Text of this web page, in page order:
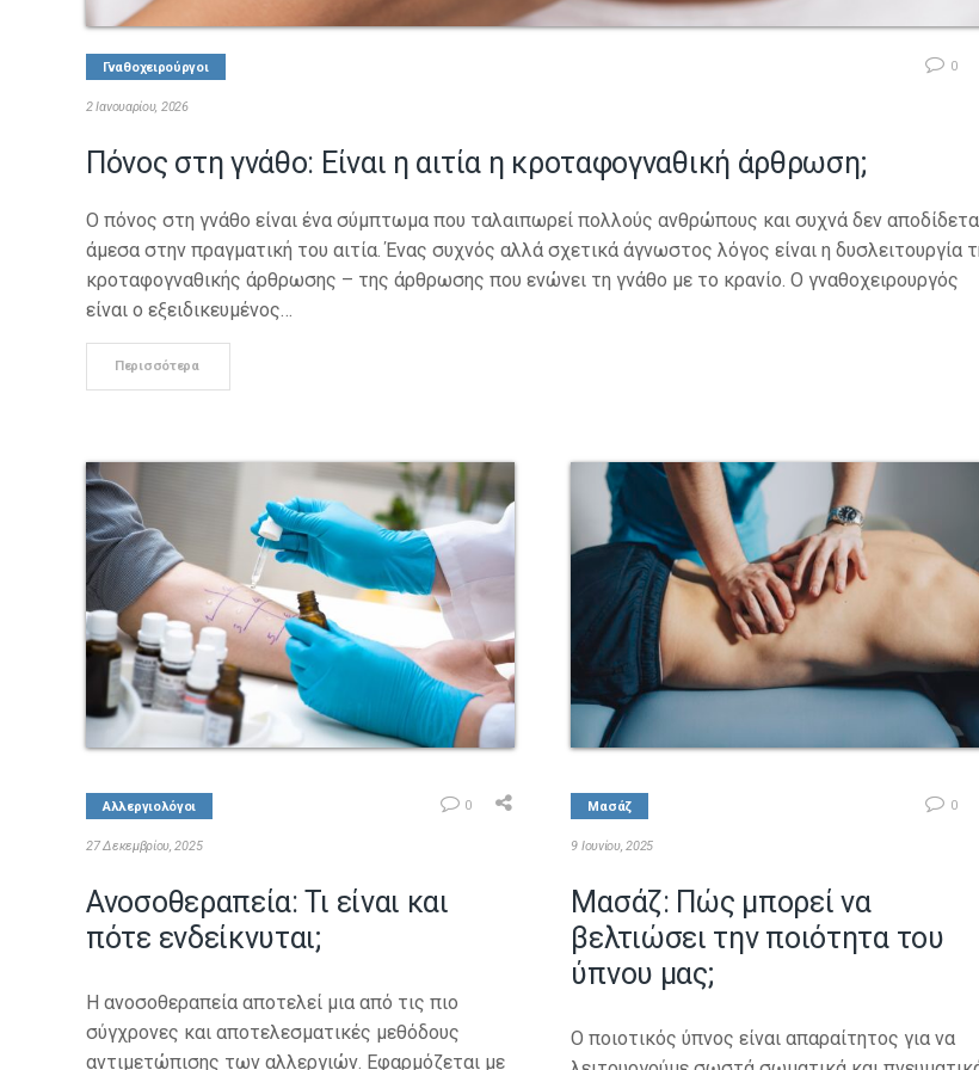
Γναθοχειρούργοι
2 Ιανουαρίου, 2026
0
Πόνος στη γνάθο: Είναι η αιτία η κροταφογναθική άρθρωση;
Ο πόνος στη γνάθο είναι ένα σύμπτωμα που ταλαιπωρεί πολλούς ανθρώπους και συχνά δεν
άμεσα στην πραγματική του αιτία. Ένας συχνός αλλά σχετικά άγνωστος λόγος είναι η δυσλειτουργία
κροταφογναθικής άρθρωσης – της άρθρωσης που ενώνει τη γνάθο με το κρανίο. Ο γναθοχειρουργός
είναι ο εξειδικευμένος…
Περισσότερα
Αλλεργιολόγοι
27 Δεκεμβρίου, 2025
0
Ανοσοθεραπεία: Τι είναι και
πότε ενδείκνυται;
Η ανοσοθεραπεία αποτελεί μια από τις πιο
σύγχρονες και αποτελεσματικές μεθόδους
αντιμετώπισης των αλλεργιών. Εφαρμόζεται με
Μασάζ
9 Ιουνίου, 2025
0
Μασάζ: Πώς μπορεί να
βελτιώσει την ποιότητα του
ύπνου μας;
Ο ποιοτικός ύπνος είναι απαραίτητος για να